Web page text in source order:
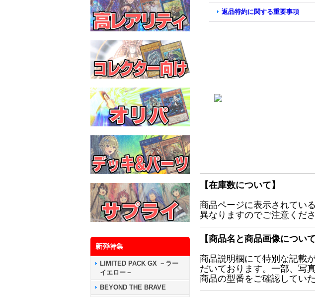
新弾特集
LIMITED PACK GX －ラー
イエロー－
BEYOND THE BRAVE
返品特約に関する重要事項
【在庫数について】
商品ページに表示されてい
異なりますのでご注意くださ
【商品名と商品画像について
商品説明欄にて特別な記載
だいております。一部、写
商品の型番をご確認してい